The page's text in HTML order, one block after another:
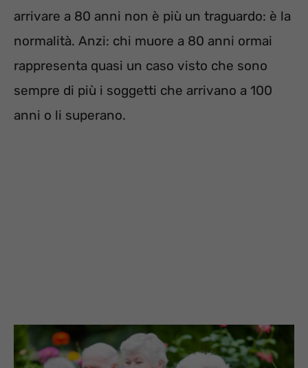
arrivare a 80 anni non è più un traguardo: è la
normalità. Anzi: chi muore a 80 anni ormai
rappresenta quasi un caso visto che sono
sempre di più i soggetti che arrivano a 100
anni o li superano.